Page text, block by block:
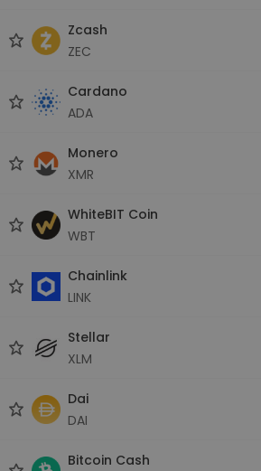
Zcash
ZEC
Cardano
ADA
Monero
XMR
WhiteBIT Coin
WBT
Chainlink
LINK
Stellar
XLM
Dai
DAI
Bitcoin Cash